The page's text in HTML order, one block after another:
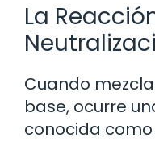
La
Cuando
base, ocurre
conocida